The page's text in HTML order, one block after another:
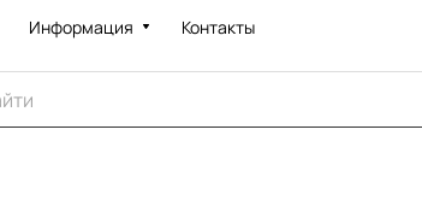
Информация Контакты